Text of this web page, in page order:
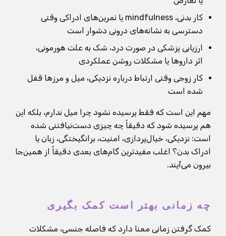
کار بدنی، mindfulness یا تمرین‌های ادراکی وقتی
دسترسی به نشانه‌های درونی دشوار است
ارزیابی پزشکی در صورت درد، شک به علت هورمونی،
اثر داروها یا مشکلات روشن عملکردی
کار زوجی وقتی ارتباط درباره نزدیکی، میل و مرزها قفل
شده است
مهم این است که فقط پرسیده نشود چرا میل ندارم، بلکه این
هم پرسیده شود که دقیقاً چه چیزی دست‌نیافتنی شده
است: نزدیکی، خیال‌پردازی، امنیت، برانگیختگی، زبان یا
ادراک بدن؟ اغلب مفیدترین گام‌های بعدی دقیقاً از همین‌جا
بیرون می‌آیند.
چه زمانی بهتر است کمک بگیری
کمک گرفتن زمانی معنا دارد که فاصله جنسی، مشکلات